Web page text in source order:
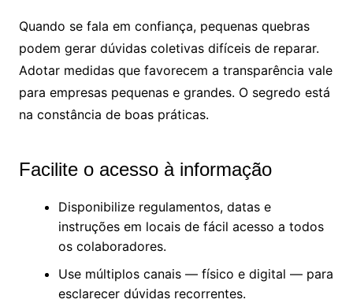
Quando se fala em confiança, pequenas quebras
podem gerar dúvidas coletivas difíceis de reparar.
Adotar medidas que favorecem a transparência vale
para empresas pequenas e grandes. O segredo está
na constância de boas práticas.
Facilite o acesso à informação
Disponibilize regulamentos, datas e
instruções em locais de fácil acesso a todos
os colaboradores.
Use múltiplos canais — físico e digital — para
esclarecer dúvidas recorrentes.